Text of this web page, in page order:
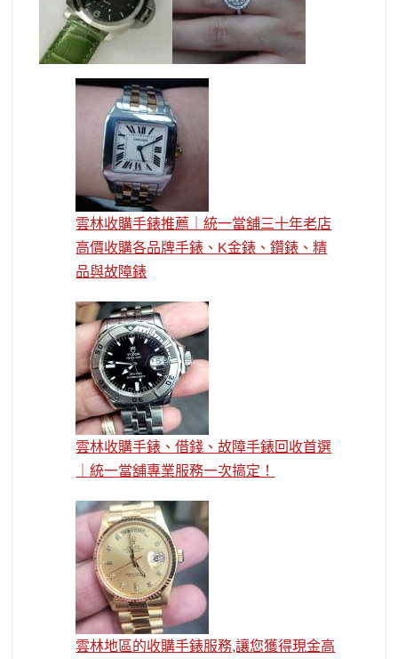
雲林收購手錶推薦｜統一當舖三十年老店
高價收購各品牌手錶、K金錶、鑽錶、精
品與故障錶
雲林收購手錶、借錢、故障手錶回收首選
｜統一當舖專業服務一次搞定！
雲林地區的收購手錶服務,讓您獲得現金高